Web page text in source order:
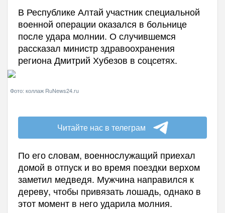
В Республике Алтай участник специальной
военной операции оказался в больнице
после удара молнии. О случившемся
рассказал министр здравоохранения
региона Дмитрий Хубезов в соцсетях.
Фото: коллаж RuNews24.ru
Читайте нас в телеграм
По его словам, военнослужащий приехал
домой в отпуск и во время поездки верхом
заметил медведя. Мужчина направился к
дереву, чтобы привязать лошадь, однако в
этот момент в него ударила молния.